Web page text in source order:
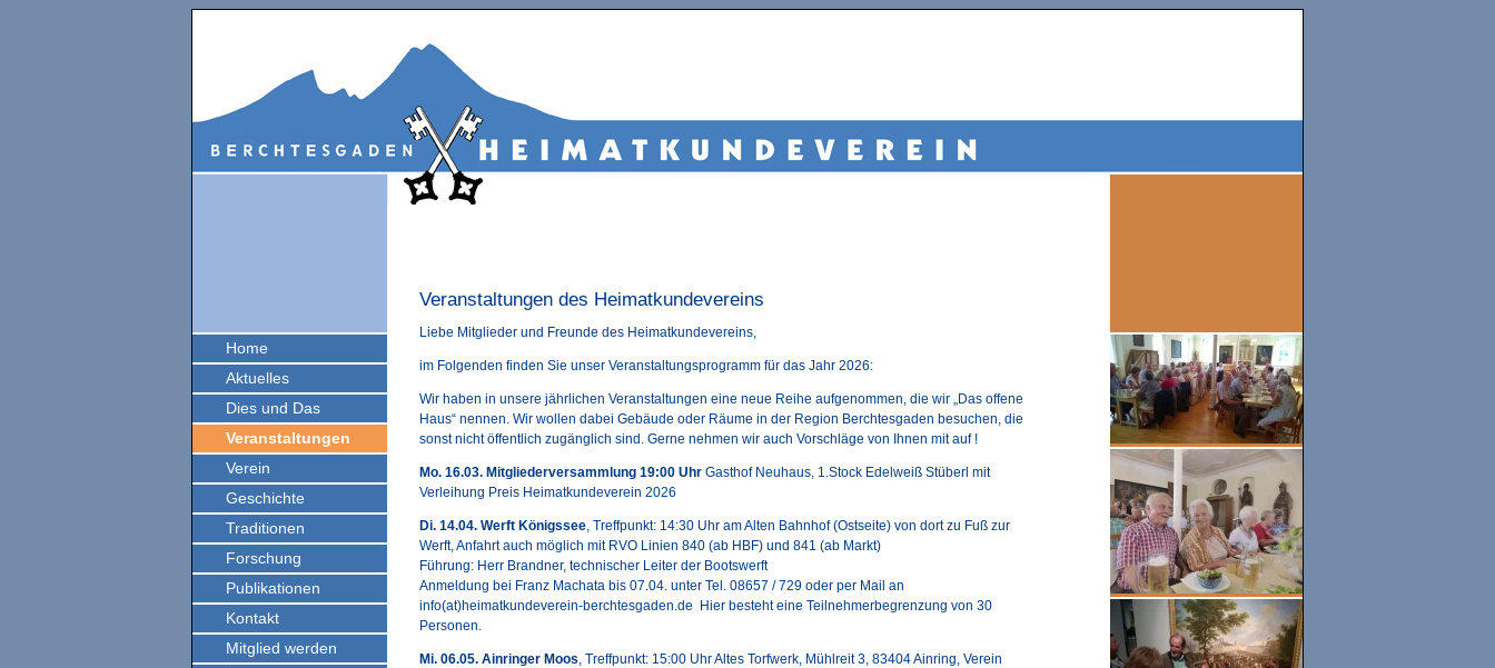
Home
Aktuelles
Dies und Das
Veranstaltungen
Verein
Geschichte
Traditionen
Forschung
Publikationen
Kontakt
Mitglied werden
Veranstaltungen des Heimatkundevereins
Liebe Mitglieder und Freunde des Heimatkundevereins,
im Folgenden finden Sie unser Veranstaltungsprogramm für das Jahr 2026:
Wir haben in unsere jährlichen Veranstaltungen eine neue Reihe aufgenommen, die wir „Das offene
Haus“ nennen. Wir wollen dabei Gebäude oder Räume in der Region Berchtesgaden besuchen, die
sonst nicht öffentlich zugänglich sind. Gerne nehmen wir auch Vorschläge von Ihnen mit auf !
Mo. 16.03. Mitgliederversammlung 19:00 Uhr Gasthof Neuhaus, 1.Stock Edelweiß Stüberl mit
Verleihung Preis Heimatkundeverein 2026
Di. 14.04. Werft Königssee, Treffpunkt: 14:30 Uhr am Alten Bahnhof (Ostseite) von dort zu Fuß zur
Werft, Anfahrt auch möglich mit RVO Linien 840 (ab HBF) und 841 (ab Markt)
Führung: Herr Brandner, technischer Leiter der Bootswerft
Anmeldung bei Franz Machata bis 07.04. unter Tel. 08657 / 729 oder per Mail an
info(at)heimatkundeverein-berchtesgaden.de Hier besteht eine Teilnehmerbegrenzung von 30
Personen.
Mi. 06.05. Ainringer Moos, Treffpunkt: 15:00 Uhr Altes Torfwerk, Mühlreit 3, 83404 Ainring, Verein